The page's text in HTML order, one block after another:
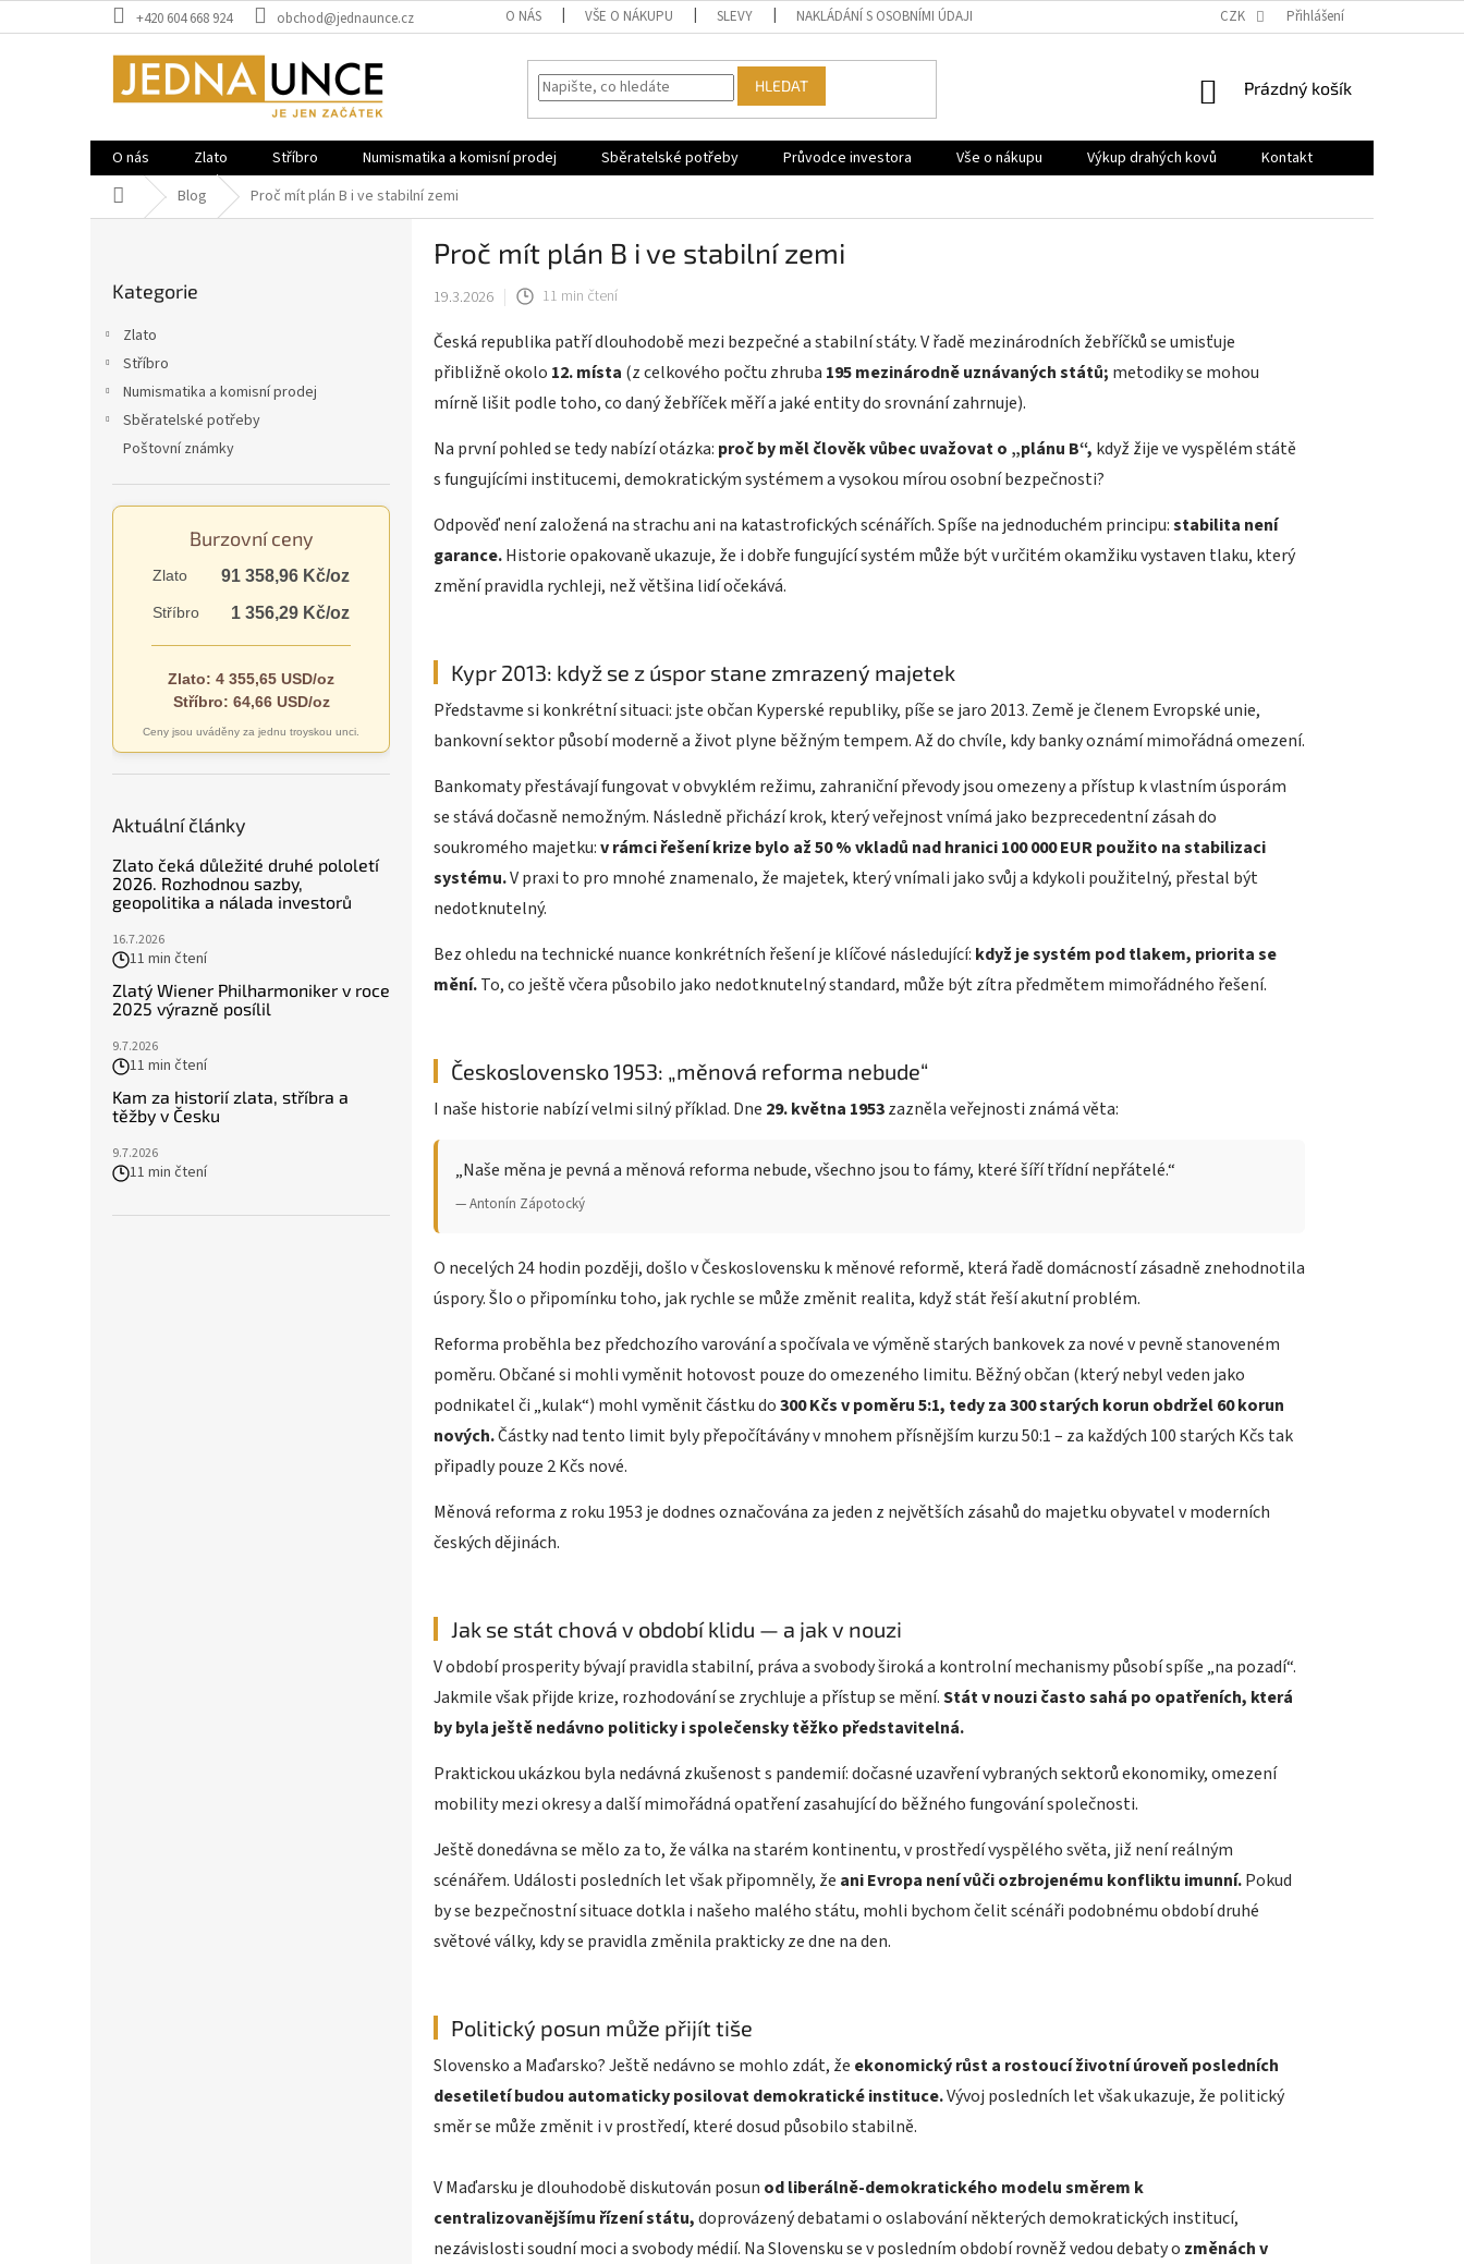
na
+420 604 668 924 obchod@jednaunce.cz O NÁS VŠE O NÁKUPU SLEVY NAKLÁDÁNÍ S OSOBNÍMI ÚDAJI PRODÁVANÉ ZNAČKY
CZK Přihlášení
HLEDAT
NÁKUPNÍ
Prázdný košík
O nás Zlato Stříbro Numismatika a komisní prodej Sběratelské potřeby Průvodce investora Vše o nákupu Výkup drahých kovů
Kontakt
Domů Blog Proč mít plán B i ve stabilní zemi
kategorie
Kategorie
Zlato
Stříbro
Numismatika a komisní prodej
Sběratelské potřeby
Poštovní známky
Burzovní ceny
Zlato 91 358,96 Kč/oz
Stříbro 1 356,29 Kč/oz
Zlato: 4 355,65 USD/oz
Stříbro: 64,66 USD/oz
Ceny jsou uváděny za jednu troyskou unci.
Aktuální články
Zlato čeká důležité druhé pololetí
2026. Rozhodnou sazby,
geopolitika a nálada investorů
16.7.2026
11 min čtení
Zlatý Wiener Philharmoniker v roce
2025 výrazně posílil
9.7.2026
11 min čtení
Kam za historií zlata, stříbra a
těžby v Česku
9.7.2026
11 min čtení
Proč mít plán B i ve stabilní zemi
19.3.2026 11 min čtení
Česká republika patří dlouhodobě mezi bezpečné a stabilní státy. V řadě mezinárodních žebříčků se umisťuje
přibližně okolo 12. místa (z celkového počtu zhruba 195 mezinárodně uznávaných států; metodiky se mohou
mírně lišit podle toho, co daný žebříček měří a jaké entity do srovnání zahrnuje).
Na první pohled se tedy nabízí otázka: proč by měl člověk vůbec uvažovat o „plánu B“, když žije ve vyspělém státě
s fungujícími institucemi, demokratickým systémem a vysokou mírou osobní bezpečnosti?
Odpověď není založená na strachu ani na katastrofických scénářích. Spíše na jednoduchém principu:stabilita není
garance.Historie opakovaně ukazuje, že i dobře fungující systém může být v určitém okamžiku vystaven tlaku, který
změní pravidla rychleji, než většina lidí očekává.
Kypr 2013: když se z úspor stane zmrazený majetek
Představme si konkrétní situaci: jste občan Kyperské republiky, píše se jaro 2013. Země je členem Evropské unie,
bankovní sektor působí moderně a život plyne běžným tempem. Až do chvíle, kdy banky oznámí mimořádná omezení.
Bankomaty přestávají fungovat v obvyklém režimu, zahraniční převody jsou omezeny a přístup k vlastním úsporám
se stává dočasně nemožným. Následně přichází krok, který veřejnost vnímá jako bezprecedentní zásah do
soukromého majetku:v rámci řešení krize bylo až 50 % vkladů nad hranici 100 000 EUR použito na stabilizaci
systému.V praxi to pro mnohé znamenalo, že majetek, který vnímali jako svůj a kdykoli použitelný, přestal být
nedotknutelný.
Bez ohledu na technické nuance konkrétních řešení je klíčové následující: když je systém pod tlakem, priorita se
mění.To, co ještě včera působilo jako nedotknutelný standard, může být zítra předmětem mimořádného řešení.
Československo 1953: „měnová reforma nebude“
I naše historie nabízí velmi silný příklad. Dne 29. května 1953zazněla veřejnosti známá věta:
„Naše měna je pevná a měnová reforma nebude, všechno jsou to fámy, které šíří třídní nepřátelé.“
— Antonín Zápotocký
O necelých 24 hodin později, došlo v Československu k měnové reformě, která řadě domácností zásadně znehodnotila
úspory. Šlo o připomínku toho, jak rychle se může změnit realita, když stát řeší akutní problém.
Reforma proběhla bez předchozího varování a spočívala ve výměně starých bankovek za nové v pevně stanoveném
poměru. Občané si mohli vyměnit hotovost pouze do omezeného limitu. Běžný občan (který nebyl veden jako
podnikatel či „kulak“) mohl vyměnit částku do300 Kčs v poměru 5:1, tedy za 300 starých korun obdržel 60 korun
nových.Částky nad tento limit byly přepočítávány v mnohem přísnějším kurzu 50:1 – za každých 100 starých Kčs tak
připadly pouze 2 Kčs nové.
Měnová reforma z roku 1953 je dodnes označována za jeden z největších zásahů do majetku obyvatel v moderních
českých dějinách.
Jak se stát chová v období klidu — a jak v nouzi
V období prosperity bývají pravidla stabilní, práva a svobody široká a kontrolní mechanismy působí spíše „na pozadí“.
Jakmile však přijde krize, rozhodování se zrychluje a přístup se mění.Stát v nouzi často sahá po opatřeních, která
by byla ještě nedávno politicky i společensky těžko představitelná.
Praktickou ukázkou byla nedávná zkušenost s pandemií: dočasné uzavření vybraných sektorů ekonomiky, omezení
mobility mezi okresy a další mimořádná opatření zasahující do běžného fungování společnosti.
Ještě donedávna se mělo za to, že válka na starém kontinentu, v prostředí vyspělého světa, již není reálným
scénářem. Události posledních let však připomněly, že ani Evropa není vůči ozbrojenému konfliktu imunní.Pokud
by se bezpečnostní situace dotkla i našeho malého státu, mohli bychom čelit scénáři podobnému období druhé
světové války, kdy se pravidla změnila prakticky ze dne na den.
Politický posun může přijít tiše
Slovensko a Maďarsko? Ještě nedávno se mohlo zdát, že ekonomický růst a rostoucí životní úroveň posledních
desetiletí budou automaticky posilovat demokratické instituce.Vývoj posledních let však ukazuje, že politický
směr se může změnit i v prostředí, které dosud působilo stabilně.
V Maďarsku je dlouhodobě diskutován posun od liberálně-demokratického modelu směrem k
centralizovanějšímu řízení státu,doprovázený debatami o oslabování některých demokratických institucí,
nezávislosti soudní moci a svobody médií. Na Slovensku se v posledním období rovněž vedou debaty o změnách v